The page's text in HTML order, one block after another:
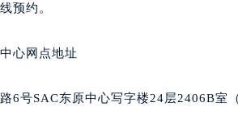
市梁溪区人民中路139号恒隆广场写字楼
苏州工业园区星港街199号苏州中心办
市青秀区金湖路59号地王大厦12楼1224
预约。
心网点地址
6号SAC东原中心写字楼24层2406B室